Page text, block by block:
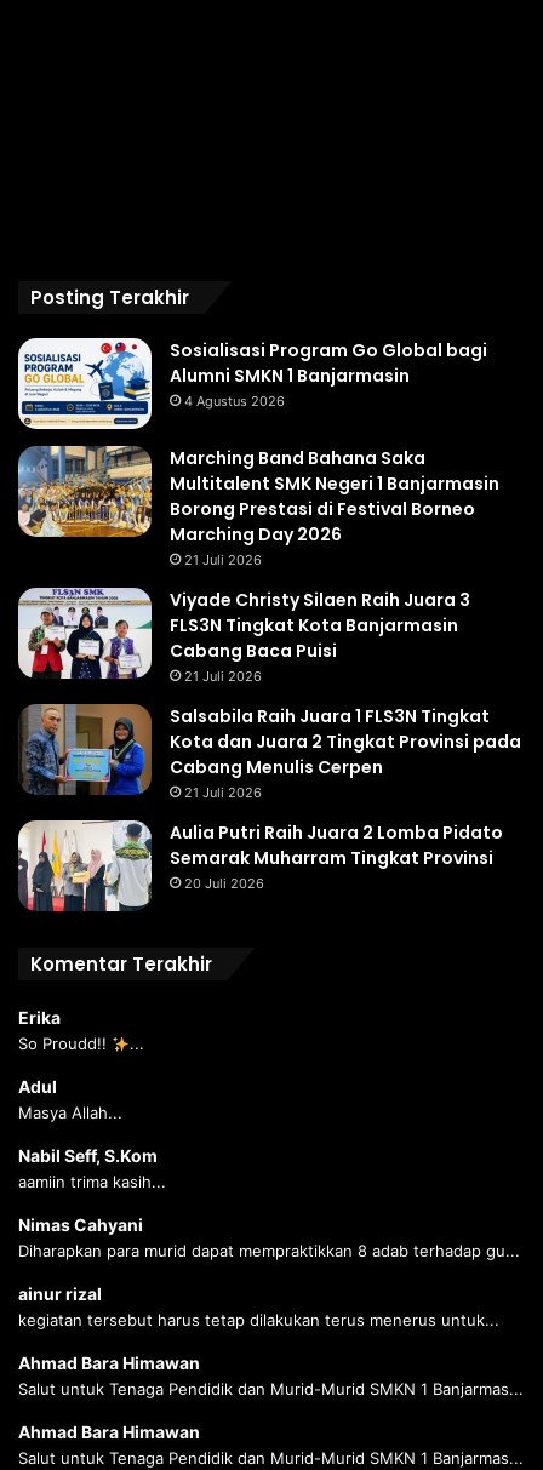
Posting Terakhir
Sosialisasi Program Go Global bagi
Alumni SMKN 1 Banjarmasin
4 Agustus 2026
Marching Band Bahana Saka
Multitalent SMK Negeri 1 Banjarmasin
Borong Prestasi di Festival Borneo
Marching Day 2026
21 Juli 2026
Viyade Christy Silaen Raih Juara 3
FLS3N Tingkat Kota Banjarmasin
Cabang Baca Puisi
21 Juli 2026
Salsabila Raih Juara 1 FLS3N Tingkat
Kota dan Juara 2 Tingkat Provinsi pada
Cabang Menulis Cerpen
21 Juli 2026
Aulia Putri Raih Juara 2 Lomba Pidato
Semarak Muharram Tingkat Provinsi
20 Juli 2026
Komentar Terakhir
Erika
So Proudd!! ...
Adul
Masya Allah...
Nabil Seff, S.Kom
aamiin trima kasih...
Nimas Cahyani
Diharapkan para murid dapat mempraktikkan 8 adab terhadap gu...
ainur rizal
kegiatan tersebut harus tetap dilakukan terus menerus untuk...
Ahmad Bara Himawan
Salut untuk Tenaga Pendidik dan Murid-Murid SMKN 1 Banjarmas...
Ahmad Bara Himawan
Salut untuk Tenaga Pendidik dan Murid-Murid SMKN 1 Banjarmas...